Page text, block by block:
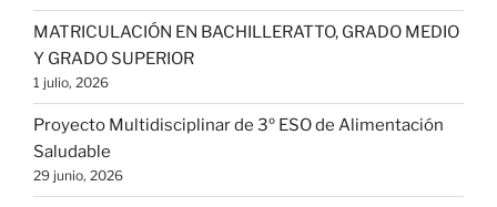
MATRICULACIÓN EN BACHILLERATTO, GRADO MEDIO
Y GRADO SUPERIOR
1 julio, 2026
Proyecto Multidisciplinar de 3º ESO de Alimentación
Saludable
29 junio, 2026